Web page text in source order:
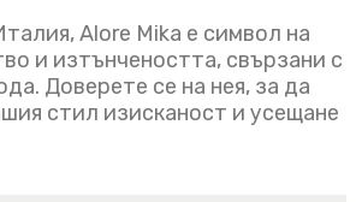
Alore Mika е символ на
и изтънчеността, свързани с
Доверете се на нея, за да
стил изисканост и усещане